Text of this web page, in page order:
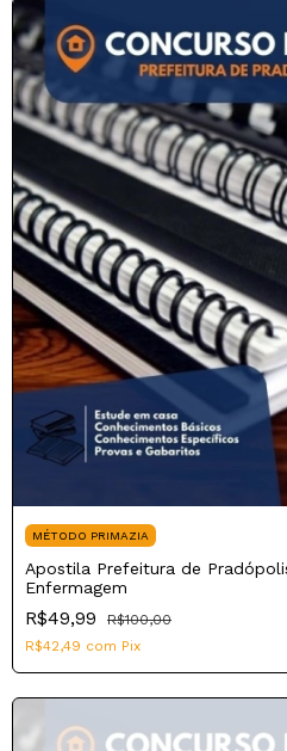
MÉTODO PRIMAZIA
Apostila Prefeitura de
Enfermagem
R$49,99
R$100,00
R$42,49 com Pix